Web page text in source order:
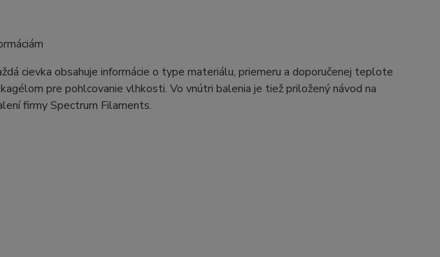
cievka obsahuje informácie o type materiálu, priemeru a doporučenej teplote
pre pohlcovanie vlhkosti. Vo vnútri balenia je tiež priložený návod na
firmy Spectrum Filaments.